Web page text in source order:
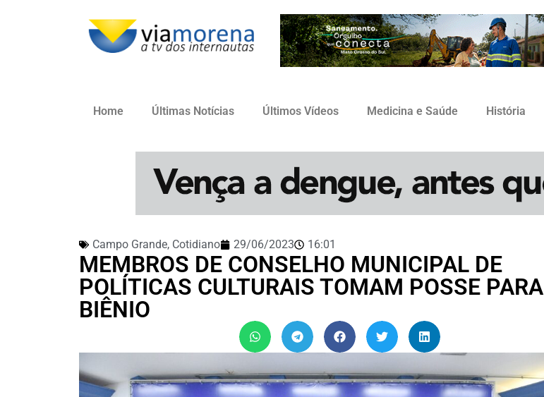
Home Últimas Notícias Últimos Vídeos Medicina e Saúde História
Campo Grande, Cotidiano 29/06/2023 16:01
MEMBROS DE CONSELHO MUNICIPAL DE
POLÍTICAS CULTURAIS TOMAM POSSE PARA
BIÊNIO